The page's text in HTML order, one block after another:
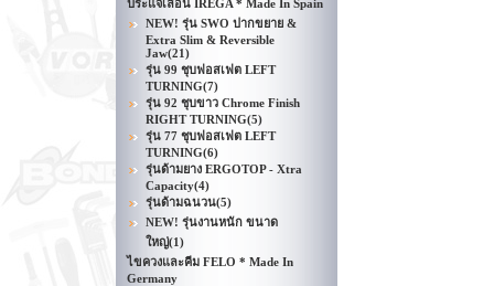
ประแจเลื่อน IREGA * Made In Spain
NEW! รุ่น SWO ปากขยาย &
Extra Slim & Reversible
Jaw(21)
รุ่น 99 ชุบฟอสเฟต LEFT
TURNING(7)
รุ่น 92 ชุบขาว Chrome Finish
RIGHT TURNING(5)
รุ่น 77 ชุบฟอสเฟต LEFT
TURNING(6)
รุ่นด้ามยาง ERGOTOP - Xtra
Capacity(4)
รุ่นด้ามฉนวน(5)
NEW! รุ่นงานหนัก ขนาด
ใหญ่(1)
ไขควงและคีม FELO * Made In
Germany